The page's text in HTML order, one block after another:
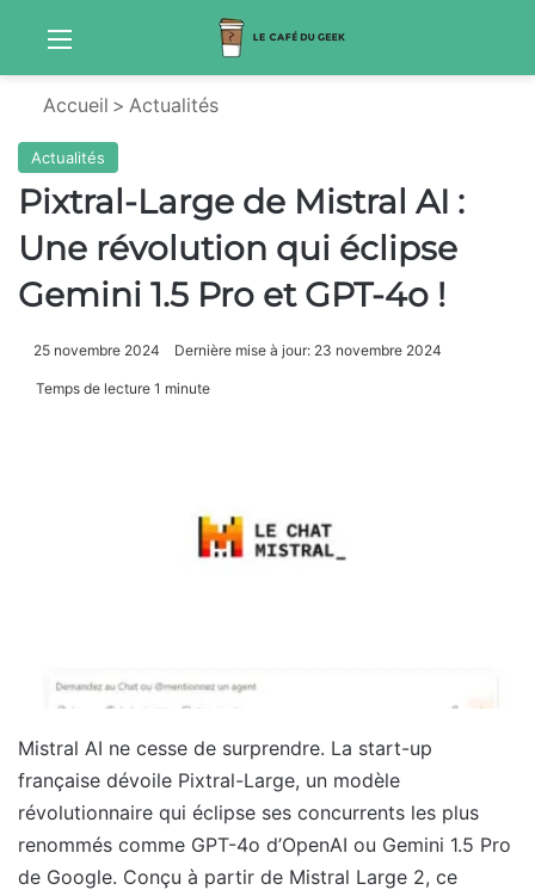
Menu
Accueil > Actualités
Actualités
Pixtral-Large de Mistral AI :
Une révolution qui éclipse
Gemini 1.5 Pro et GPT-4o !
25 novembre 2024 Dernière mise à jour: 23 novembre 2024
Temps de lecture 1 minute
Mistral AI ne cesse de surprendre. La start-up
française dévoile Pixtral-Large, un modèle
révolutionnaire qui éclipse ses concurrents les plus
renommés comme GPT-4o d’OpenAI ou Gemini 1.5 Pro
de Google. Conçu à partir de Mistral Large 2, ce